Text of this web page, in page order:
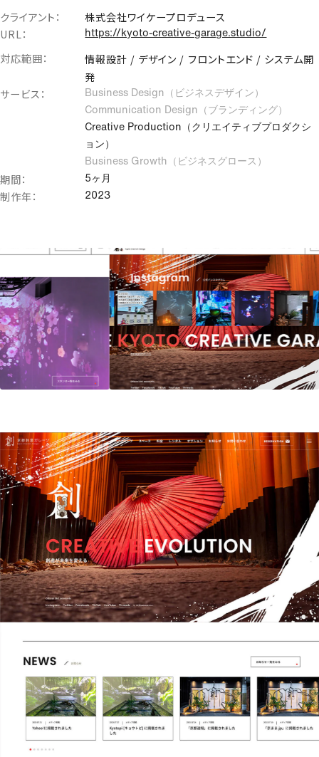
ブランディング支援
ブランド戦略設計
VI・ロゴ制作
ブランディングツール・グッズ制作
マーケティング・集客支援
調査・戦略立案
コンテンツマーケティング
アクセシビリティ改善
その他のクリエイティブ領域
クリエイティブコーディング
ノーコード・ローコード
ヘッドレスCMS導入支援
既存サイト改善支援（UIUX改善）
カテゴリー
note
キーワード
AI 生成AI アートディレクター
学び
HowTo
デザイン note
企画
ディレクター
フロントエンド
自社案件
戦略
Webサイト制作 制作会社
クリップについて
会社情報
採用
クリエイティブパートナー募集
会社概要資料ダウンロード
クライアント：
株式会社ワイケープロデュース
URL：
https://kyoto-creative-garage.studio/
対応範囲：
情報設計 / デザイン / フロントエンド / システム開
発
サービス：
Business Design（ビジネスデザイン）
Communication Design（ブランディング）
Creative Production（クリエイティブプロダクシ
ョン）
Business Growth（ビジネスグロース）
期間： 5ヶ月
制作年： 2023